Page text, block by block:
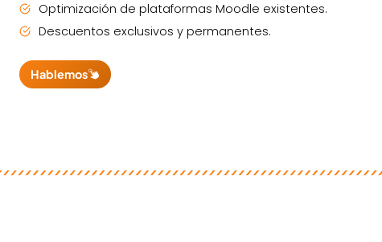
Optimización de plataformas Moodle existentes.
Descuentos exclusivos y permanentes.
Hablemos